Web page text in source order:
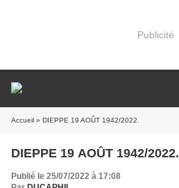
Publicité
Accueil » DIEPPE 19 AOÛT 1942/2022.
DIEPPE 19 AOÛT 1942/2022.
Publié le 25/07/2022 à 17:08